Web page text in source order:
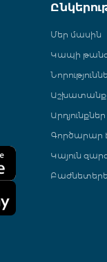
Մեր մասին
Կապի
Աշխատանք
Գործարար
Կայուն